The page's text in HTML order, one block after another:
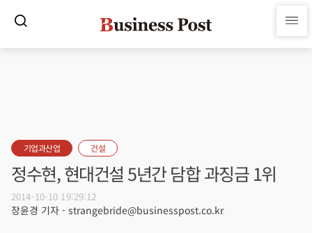
기업과산업 건설
정수현, 현대건설 5년간 담합 과징금 1위
2014-10-10 19:29:12
장윤경 기자 - strangebride@businesspost.co.kr